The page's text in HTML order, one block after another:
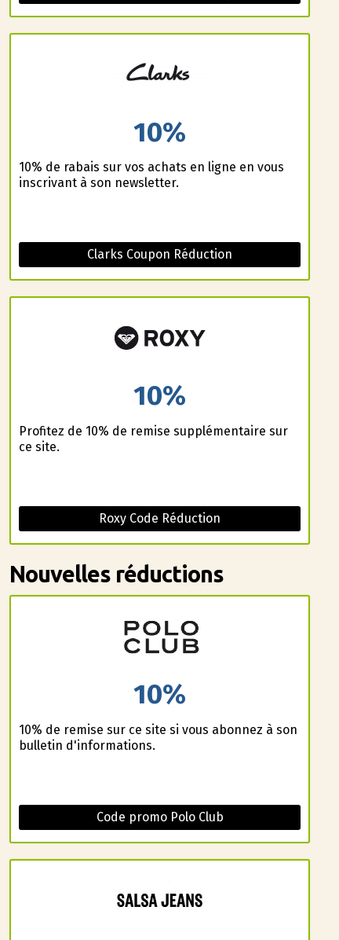
10%
10% de rabais sur vos achats en ligne en vous
inscrivant à son newsletter.
Clarks Coupon Réduction
10%
Profitez de 10% de remise supplémentaire sur
ce site.
Roxy Code Réduction
Nouvelles réductions
10%
10% de remise sur ce site si vous abonnez à son
bulletin d'informations.
Code promo Polo Club